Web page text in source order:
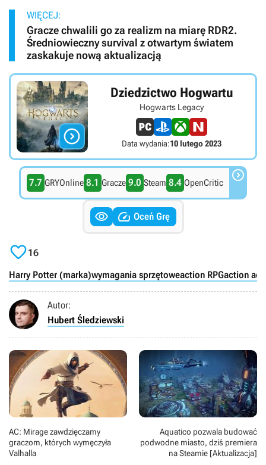
WIĘCEJ:
Gracze chwalili go za realizm na miarę RDR2.
Średniowieczny survival z otwartym światem
zaskakuje nową aktualizacją

Dziedzictwo Hogwartu
Hogwarts Legacy
Data wydania:10 lutego 2023
7.7 GRYOnline 8.1 Gracze 9.0 Steam 8.4 OpenCritic 
  Oceń Grę
16
Harry Potter (marka)wymagania sprzętoweaction RPGaction
Autor:
Hubert Śledziewski
AC: Mirage zawdzięczamy
graczom, których wymęczyła
Valhalla
Aquatico pozwala budować
podwodne miasto, dziś premiera
na Steamie [Aktualizacja]